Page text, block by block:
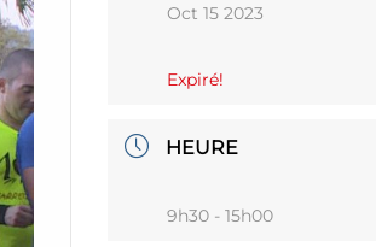
Oct 15 2023
Expiré!
HEURE
9h30 - 15h00